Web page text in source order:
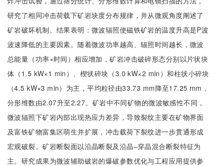
研究了相同冲击荷载下矿岩块度分布规律，并从微观角度阐述了
矿岩破坏机制。结果表明：微波辐照使磁铁矿岩的温度升高是P波
波速降低的主要因素。随着微波功率越高、辐照时间越长，微波
总能量（功率×时间）相应增加，矿岩冲击破碎形态分别以片状块
体（1.5 kW×1 min）、楔状碎块（3.0 kW×2 min）和柱状小碎块
（4.5 kW×3 min）为主，平均粒径由33.73 mm降至17.25 mm，
分形维数由2.07升至2.27。矿岩中不同矿物的微波敏感性不同，
微波辐照下矿岩内部出现热应力差异，导致裂纹主要在矿物界面
及富铁矿物富集区萌生并扩展，冲击载荷下裂纹进一步贯通形成
宏观破裂。矿岩断裂面以沿晶断裂及沿晶–穿晶混合断裂特征为
主。研究成果为微波辅助破岩的爆破参数优化与工程应用提供参